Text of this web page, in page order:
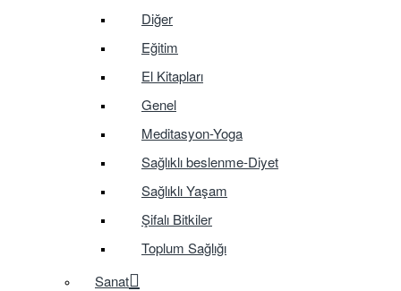
Diğer
Eğitim
El Kitapları
Genel
Meditasyon-Yoga
Sağlıklı beslenme-Diyet
Sağlıklı Yaşam
Şifalı Bitkiler
Toplum Sağlığı
Sanat